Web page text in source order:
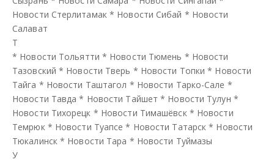
Новости Стерлитамак * Новости Сибай * Новости
Салават
Т
* Новости Тольятти * Новости Тюмень * Новости
Тазовский * Новости Тверь * Новости Топки * Новости
Тайга * Новости Таштагол * Новости Тарко-Сале *
Новости Тавда * Новости Тайшет * Новости Тулун *
Новости Тихорецк * Новости Тимашёвск * Новости
Темрюк * Новости Туапсе * Новости Татарск * Новости
Тюкалинск * Новости Тара * Новости Туймазы
У